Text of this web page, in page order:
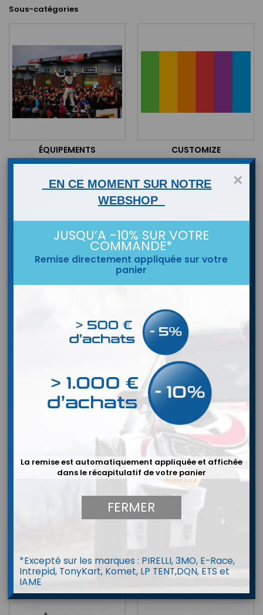
Sous-catégories
ÉQUIPEMENTS CUSTOMIZE
LIAISON AU SOL & FREINAGE CARROSSERIE & ECLAIRAGE
ATELIER & ASSISTANCE PIRELLI
×
EN CE MOMENT SUR NOTRE
WEBSHOP
JUSQU’A -10% SUR VOTRE
COMMANDE*
Remise directement appliquée sur votre
panier
La remise est automatiquement appliquée et affichée
dans le récapitulatif de votre panier
FERMER
*Excepté sur les marques : PIRELLI, 3MO, E-Race,
Intrepid, TonyKart, Komet, LP TENT,DQN, ETS et
IAME